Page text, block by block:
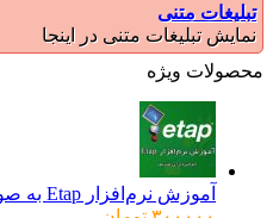
متنی
تبلیغات متنی در اینجا
ویژه
آموزش نرم‌افزار Etap به صورت تصویری